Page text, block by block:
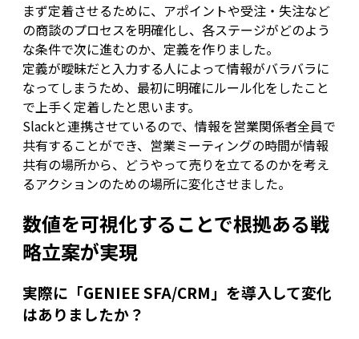
まず定着させるために、アポイントや受注・失注など
の商談のプロセスを明確化し、各ステージがどのよう
な条件で次に進むのか、定義を作りました。
定義が曖昧だと入力する人によって情報がバラバラに
なってしまうため、最初に明確にルール化をしたこと
で上手く定着したと思います。
Slackと連携させているので、情報を営業関係者全員で
共有することができ、営業ミーティングの時間が情報
共有の場所から、どうやって売りを立てるのかを考え
るアクションのための場所に変化させました。
数値を可視化することで根拠ある戦
略立案が実現
実際に「GENIEE SFA/CRM」を導入して変化
はありましたか？